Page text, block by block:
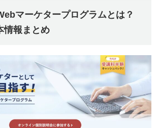
マーケタープログラムとは？
情報まとめ